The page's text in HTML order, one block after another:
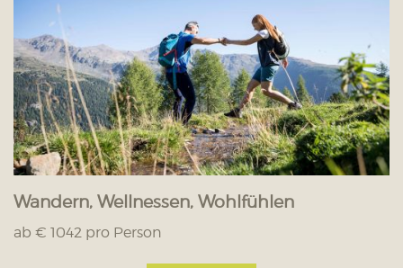
Wandern, Wellnessen, Wohlfühlen
ab € 1042 pro Person